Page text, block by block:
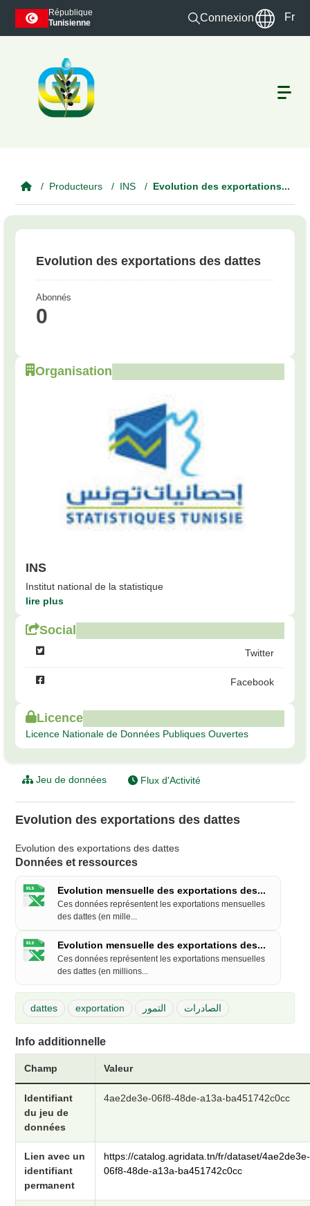
Skip to main content
République
Tunisienne
Connexion Fr
Producteurs INS Evolution des exportations...
Evolution des exportations des dattes
Abonnés
0
Organisation
INS
Institut national de la statistique
lire plus
Social
Twitter
Facebook
Licence
Licence Nationale de Données Publiques Ouvertes
Jeu de données Flux d'Activité
Evolution des exportations des dattes
Evolution des exportations des dattes
Données et ressources
Evolution mensuelle des exportations des...
Ces données représentent les exportations mensuelles
des dattes (en mille...
Evolution mensuelle des exportations des...
Ces données représentent les exportations mensuelles
des dattes (en millions...
dattes exportation التمور الصادرات
Info additionnelle
Champ Valeur
Identifiant
du jeu de
données
4ae2de3e-06f8-48de-a13a-ba451742c0cc
Lien avec un
identifiant
permanent
https://catalog.agridata.tn/fr/dataset/4ae2de3e-
06f8-48de-a13a-ba451742c0cc